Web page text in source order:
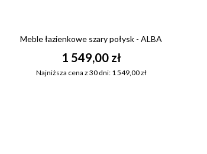
Meble łazienkowe szary połysk - ALBA
1 549,00 zł
Najniższa cena z 30 dni: 1 549,00 zł